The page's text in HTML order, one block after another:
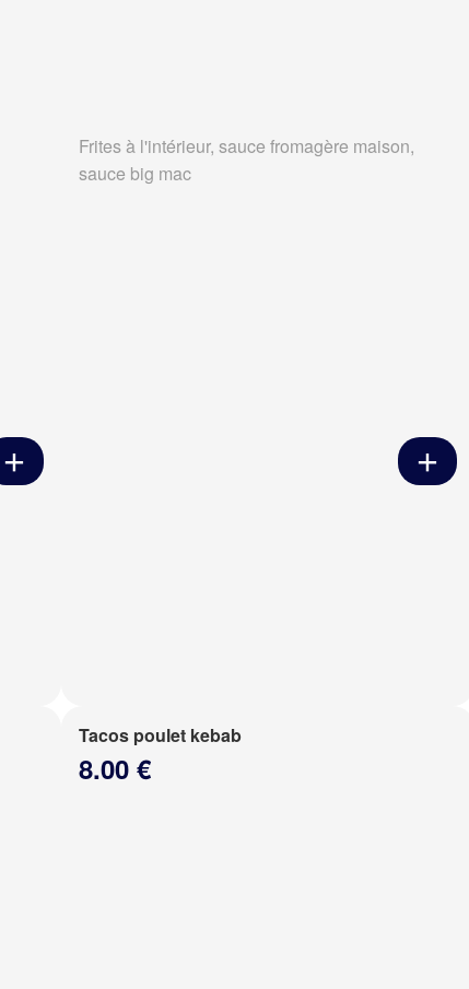
Frites à l'intérieur, sauce fromagère maison,
sauce big mac
Tacos poulet kebab
8.00 €